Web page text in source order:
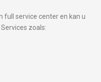
full service center en kan u
zoals: